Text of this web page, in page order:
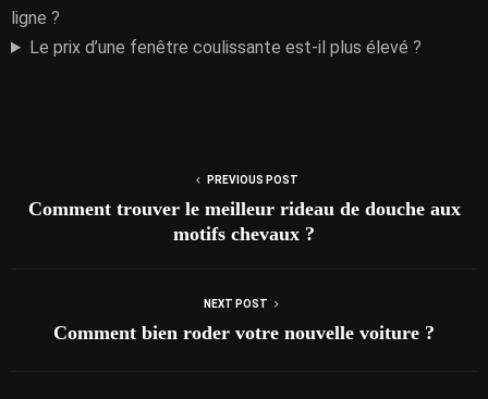
ligne ?
Le prix d’une fenêtre coulissante est-il plus élevé ?
PREVIOUS POST
Comment trouver le meilleur rideau de douche aux
motifs chevaux ?
NEXT POST
Comment bien roder votre nouvelle voiture ?